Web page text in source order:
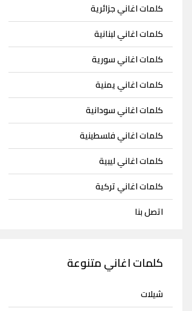
كلمات اغاني جزائرية
كلمات اغاني لبنانية
كلمات اغاني سورية
كلمات اغاني يمنية
كلمات اغاني سودانية
كلمات اغاني فلسطينية
كلمات اغاني ليبية
كلمات اغاني تركية
اتصل بنا
كلمات اغاني متنوعة
شيلات